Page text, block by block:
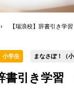
›
【瑞浪校】辞書引き学
小学生 まなさぽ！（小
書引き学